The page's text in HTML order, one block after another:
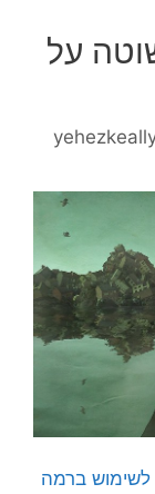
על
לשימוש ברמה